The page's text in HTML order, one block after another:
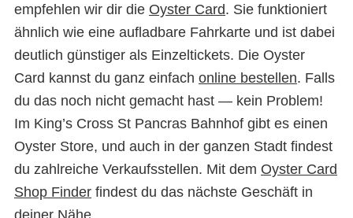
empfehlen wir dir die Oyster Card. Sie funktioniert
ähnlich wie eine aufladbare Fahrkarte und ist dabei
deutlich günstiger als Einzeltickets. Die Oyster
Card kannst du ganz einfach online bestellen. Falls
du das noch nicht gemacht hast — kein Problem!
Im King’s Cross St Pancras Bahnhof gibt es einen
Oyster Store, und auch in der ganzen Stadt findest
du zahlreiche Verkaufsstellen. Mit dem Oyster Card
Shop Finder findest du das nächste Geschäft in
deiner Nähe.